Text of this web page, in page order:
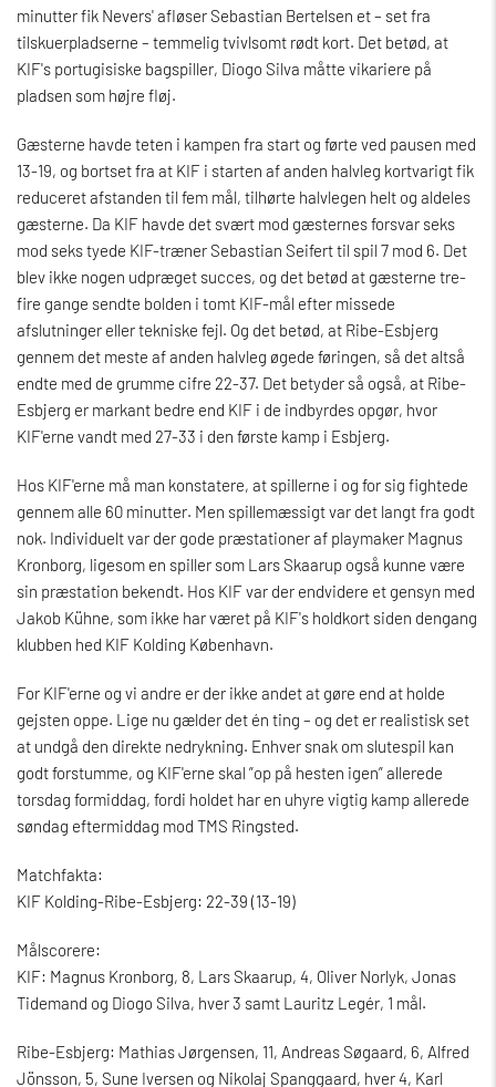
minutter fik Nevers' afløser Sebastian Bertelsen et – set fra
tilskuerpladserne – temmelig tvivlsomt rødt kort. Det betød, at
KIF's portugisiske bagspiller, Diogo Silva måtte vikariere på
pladsen som højre fløj.
Gæsterne havde teten i kampen fra start og førte ved pausen med
13-19, og bortset fra at KIF i starten af anden halvleg kortvarigt fik
reduceret afstanden til fem mål, tilhørte halvlegen helt og aldeles
gæsterne. Da KIF havde det svært mod gæsternes forsvar seks
mod seks tyede KIF-træner Sebastian Seifert til spil 7 mod 6. Det
blev ikke nogen udpræget succes, og det betød at gæsterne tre-
fire gange sendte bolden i tomt KIF-mål efter missede
afslutninger eller tekniske fejl. Og det betød, at Ribe-Esbjerg
gennem det meste af anden halvleg øgede føringen, så det altså
endte med de grumme cifre 22-37. Det betyder så også, at Ribe-
Esbjerg er markant bedre end KIF i de indbyrdes opgør, hvor
KIF'erne vandt med 27-33 i den første kamp i Esbjerg.
Hos KIF'erne må man konstatere, at spillerne i og for sig fightede
gennem alle 60 minutter. Men spillemæssigt var det langt fra godt
nok. Individuelt var der gode præstationer af playmaker Magnus
Kronborg, ligesom en spiller som Lars Skaarup også kunne være
sin præstation bekendt. Hos KIF var der endvidere et gensyn med
Jakob Kühne, som ikke har været på KIF's holdkort siden dengang
klubben hed KIF Kolding København.
For KIF'erne og vi andre er der ikke andet at gøre end at holde
gejsten oppe. Lige nu gælder det én ting – og det er realistisk set
at undgå den direkte nedrykning. Enhver snak om slutespil kan
godt forstumme, og KIF'erne skal ”op på hesten igen” allerede
torsdag formiddag, fordi holdet har en uhyre vigtig kamp allerede
søndag eftermiddag mod TMS Ringsted.
Matchfakta:
KIF Kolding-Ribe-Esbjerg: 22-39 (13-19)
Målscorere:
KIF: Magnus Kronborg, 8, Lars Skaarup, 4, Oliver Norlyk, Jonas
Tidemand og Diogo Silva, hver 3 samt Lauritz Legér, 1 mål.
Ribe-Esbjerg: Mathias Jørgensen, 11, Andreas Søgaard, 6, Alfred
Jönsson, 5, Sune Iversen og Nikolaj Spanggaard, hver 4, Karl